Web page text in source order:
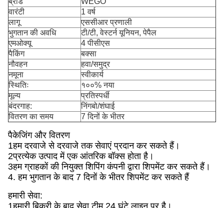
वारंटी
1 वर्ष
लागू
एससीआर प्रणाली
भुगतान की अवधि
टी/टी, वेस्टर्न यूनियन, पेपैल
एमओक्यू
4 पीसीएस
पैकिंग
बक्सा
नौवहन
हवा/समुद्र
नमूना
स्वीकार्य
स्थितिः
१००% नया
मूल्य
प्रतिस्पर्धी
बंदरगाह:
निंगबो/शंघाई
वितरण का समय
7 दिनों के भीतर
पैकेजिंग और वितरण
1हम दरवाजे से दरवाजे तक सेवाएं प्रदान कर सकते हैं।
2प्रत्येक उत्पाद में एक आंतरिक बॉक्स होता है।
3हम ग्राहकों की नियुक्त शिपिंग कंपनी द्वारा शिपमेंट कर सकते हैं।
4. हम भुगतान के बाद 7 दिनों के भीतर शिपमेंट कर सकते हैं
हमारी सेवा:
1हमारी बिक्री के बाद सेवा टीम 24 घंटे लाइन पर है।